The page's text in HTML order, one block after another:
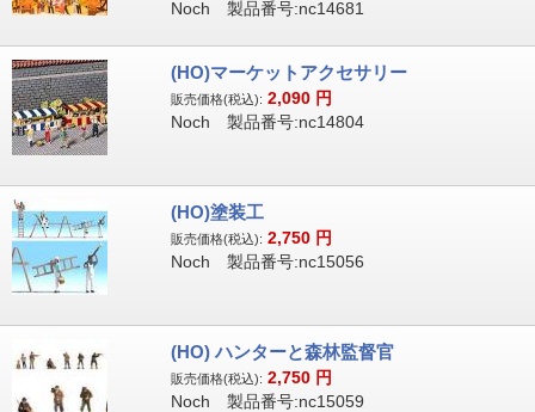
Noch 製品番号:nc14681
(HO)マーケットアクセサリー
販売価格(税込): 2,090 円
Noch 製品番号:nc14804
(HO)塗装工
販売価格(税込): 2,750 円
Noch 製品番号:nc15056
(HO) ハンターと森林監督官
販売価格(税込): 2,750 円
Noch 製品番号:nc15059